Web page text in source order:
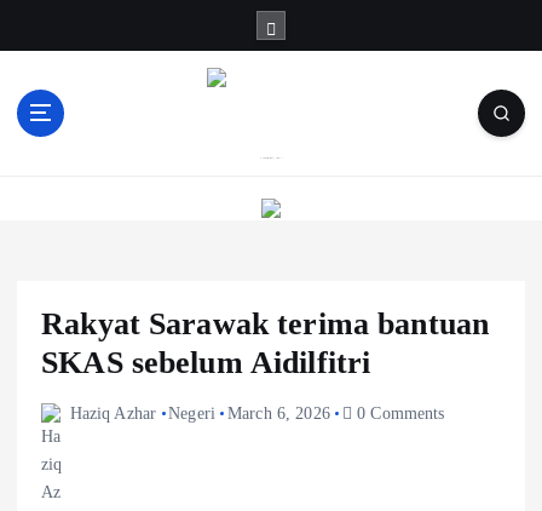
Rakyat Sarawak terima bantuan
SKAS sebelum Aidilfitri
Haziq Azhar Negeri March 6, 2026 0 Comments